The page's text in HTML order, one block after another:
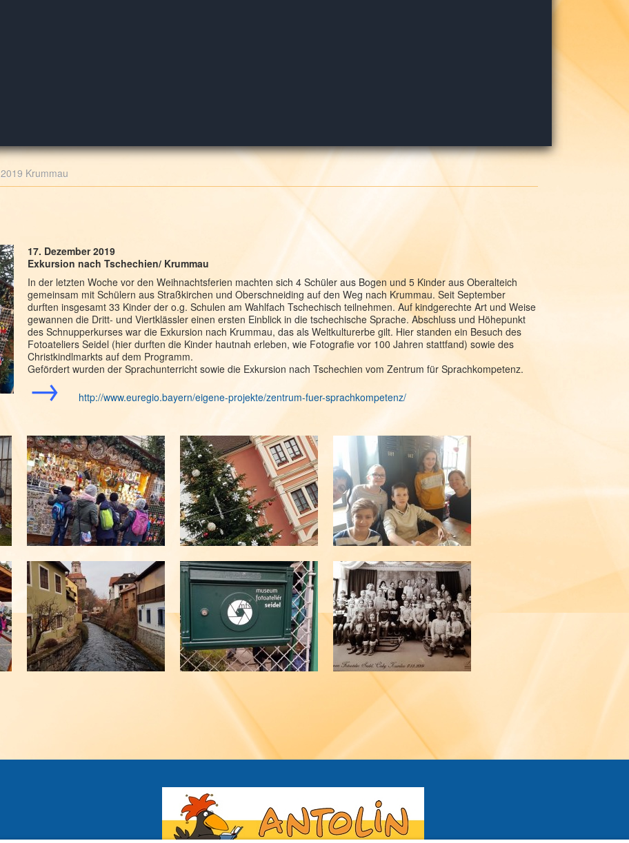
2019 Krummau
17. Dezember 2019
Exkursion nach Tschechien/ Krummau
In der letzten Woche vor den Weihnachtsferien machten sich 4 Schüler aus Bogen und 5 Kinder aus Oberalteich
gemeinsam mit Schülern aus Straßkirchen und Oberschneiding auf den Weg nach Krummau. Seit September
durften insgesamt 33 Kinder der o.g. Schulen am Wahlfach Tschechisch teilnehmen. Auf kindgerechte Art und Weise
gewannen die Dritt- und Viertklässler einen ersten Einblick in die tschechische Sprache. Abschluss und Höhepunkt
des Schnupperkurses war die Exkursion nach Krummau, das als Weltkulturerbe gilt. Hier standen ein Besuch des
Fotoateliers Seidel (hier durften die Kinder hautnah erleben, wie Fotografie vor 100 Jahren stattfand) sowie des
Christkindlmarkts auf dem Programm.
Gefördert wurden der Sprachunterricht sowie die Exkursion nach Tschechien vom Zentrum für Sprachkompetenz.
→http://www.euregio.bayern/eigene-projekte/zentrum-fuer-sprachkompetenz/